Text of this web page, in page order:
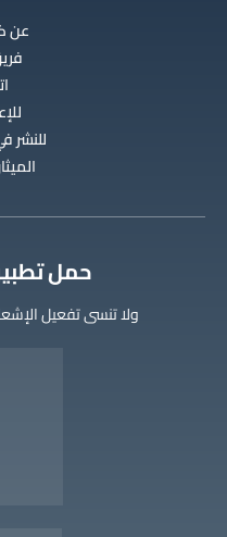
عن
للنشر
‫حمل
ولا تنسى تفعيل